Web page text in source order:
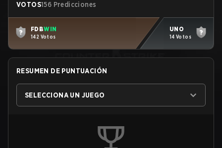
VOTOS156 Predicciones
FDBWIN
142 Votos
UNO
14 Votos
RESUMEN DE PUNTUACIÓN
SELECCIONA UN JUEGO